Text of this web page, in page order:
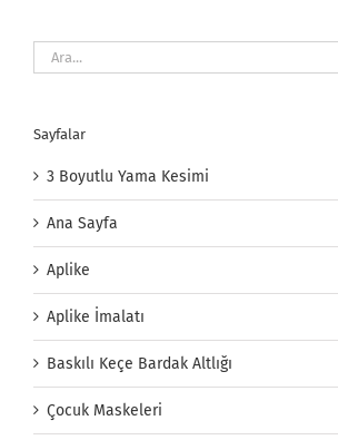
Ara:
Sayfalar
3 Boyutlu Yama Kesimi
Ana Sayfa
Aplike
Aplike İmalatı
Baskılı Keçe Bardak Altlığı
Çocuk Maskeleri